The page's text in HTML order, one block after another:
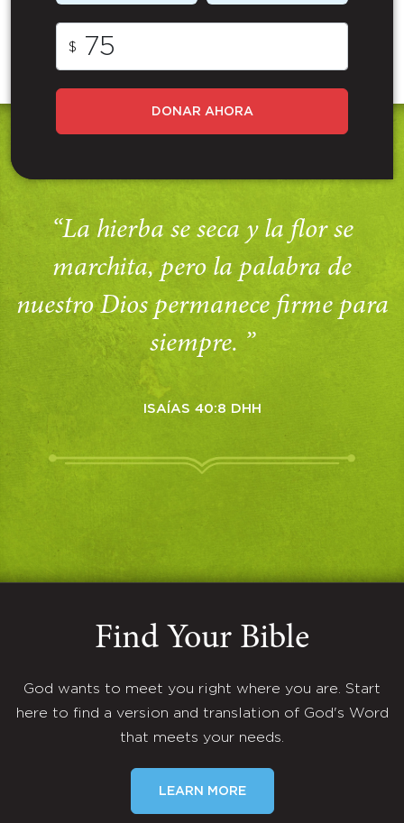
$
DONAR AHORA
“La hierba se seca y la flor se
marchita, pero la palabra de
nuestro Dios permanece firme para
siempre. ”
ISAÍAS 40:8 DHH
Find Your Bible
God wants to meet you right where you are. Start
here to find a version and translation of God's Word
that meets your needs.
LEARN MORE